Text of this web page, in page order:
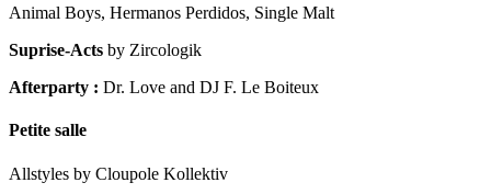
Animal Boys, Hermanos Perdidos, Single Malt
Suprise-Acts by Zircologik
Afterparty : Dr. Love and DJ F. Le Boiteux
Petite salle
Allstyles by Cloupole Kollektiv